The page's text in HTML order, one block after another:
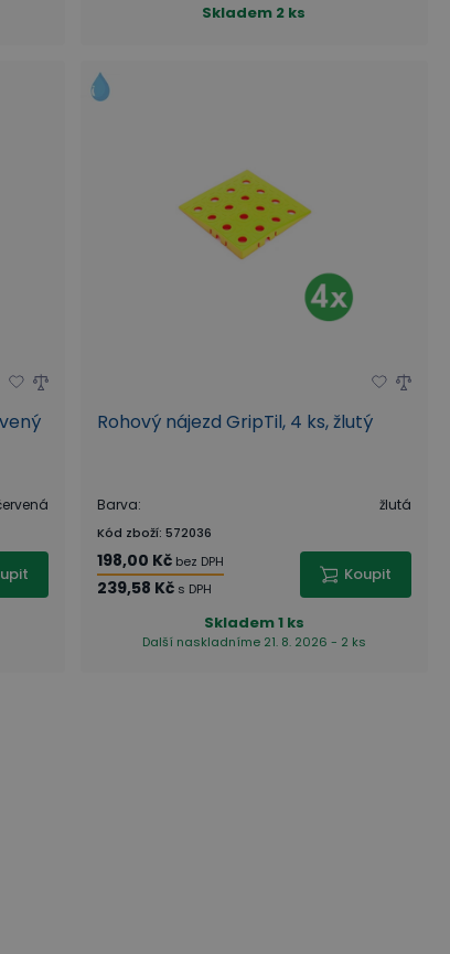
Skladem 2 ks
Rohový nájezd GripTil, 4 ks, žlutý
Barva: žlutá
Kód zboží: 572036
198,00 Kč bez DPH
239,58 Kč s DPH
Koupit
Skladem1 ks
Další naskladníme 21. 8. 2026 - 2 ks